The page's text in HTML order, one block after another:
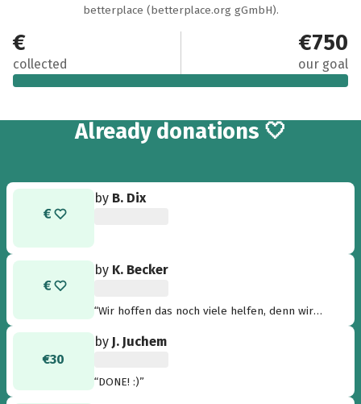
betterplace (betterplace.org gGmbH).
€900
collected
€750
our goal
Already 13
donations 🤍
by B. Dix
by K. Becker
“Wir hoffen das noch viele helfen, denn wir
geht und wir in Deutschland leben.”
€30
by J. Juchem
“DONE! :)”